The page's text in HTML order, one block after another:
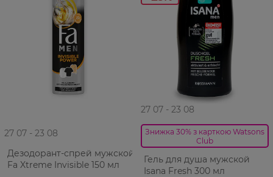
27 07 - 23 08
Дезодорант-спрей мужской
Fa Xtreme Invisible 150 мл
27 07 - 23 08
Знижка 30% з карткою Watsons
Club
Гель для душа мужской
Isana Fresh 300 мл